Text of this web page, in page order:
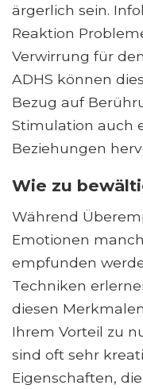
ärgerlich sein.
Reaktion
Verwirrung für
ADHS können
Bezug auf
Stimulation auch
Beziehungen
Wie zu
Während
Emotionen
empfunden
Techniken
diesen
Ihrem Vorteil zu
sind oft sehr
Eigenschaften,